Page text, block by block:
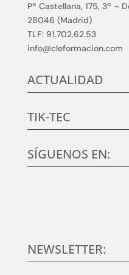
Pº Castellana, 175, 3º –
28046 (Madrid)
TLF: 91.702.62.53
info@cleformacion.com
ACTUALIDAD
TIK-TEC
SÍGUENOS EN:
NEWSLETTER: